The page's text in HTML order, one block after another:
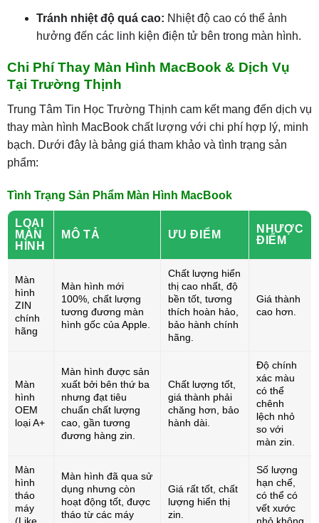
Tránh nhiệt độ quá cao: Nhiệt độ cao có thể ảnh
hưởng đến các linh kiện điện tử bên trong màn hình.
Chi Phí Thay Màn Hình MacBook & Dịch Vụ
Tại Trường Thịnh
Trung Tâm Tin Học Trường Thịnh cam kết mang đến dịch vụ
thay màn hình MacBook chất lượng với chi phí hợp lý, minh
bạch. Dưới đây là bảng giá tham khảo và tình trạng sản
phẩm:
Tình Trạng Sản Phẩm Màn Hình MacBook
LOẠI
MÀN
HÌNH
MÔ TẢ ƯU ĐIỂM
NHƯỢC
ĐIỂM
Màn
hình
ZIN
chính
hãng
Màn hình mới
100%, chất lượng
tương đương màn
hình gốc của Apple.
Chất lượng hiển
thị cao nhất, độ
bền tốt, tương
thích hoàn hảo,
bảo hành chính
hãng.
Giá thành
cao hơn.
Màn
hình
OEM
loại A+
Màn hình được sản
xuất bởi bên thứ ba
nhưng đạt tiêu
chuẩn chất lượng
cao, gần tương
đương hàng zin.
Chất lượng tốt,
giá thành phải
chăng hơn, bảo
hành dài.
Độ chính
xác màu
có thể
chênh
lệch nhỏ
so với
màn zin.
Màn
hình
tháo
máy
(Like
Màn hình đã qua sử
dụng nhưng còn
hoạt động tốt, được
tháo từ các máy
Giá rất tốt, chất
lượng hiển thị
zin.
Số lượng
hạn chế,
có thể có
vết xước
nhỏ không